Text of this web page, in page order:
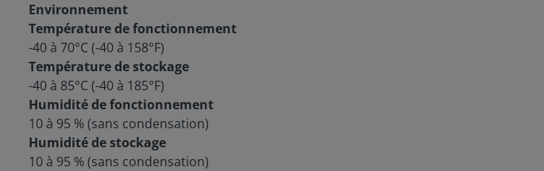
Environnement
Température de fonctionnement
-40 à 70°C (-40 à 158°F)
Température de stockage
-40 à 85°C (-40 à 185°F)
Humidité de fonctionnement
10 à 95 % (sans condensation)
Humidité de stockage
10 à 95 % (sans condensation)